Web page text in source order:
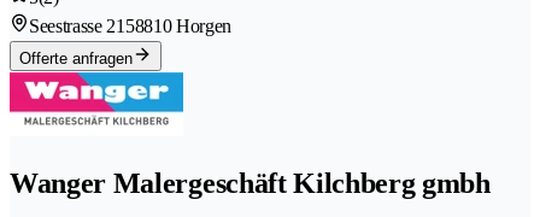
Seestrasse 2158810 Horgen
Offerte anfragen
Wanger Malergeschäft Kilchberg gmbh